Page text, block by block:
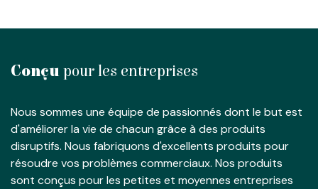
Conçu pour les entreprises
Nous sommes une équipe de passionnés dont le but est
d'améliorer la vie de chacun grâce à des produits
disruptifs. Nous fabriquons d'excellents produits pour
résoudre vos problèmes commerciaux. Nos produits
sont conçus pour les petites et moyennes entreprises